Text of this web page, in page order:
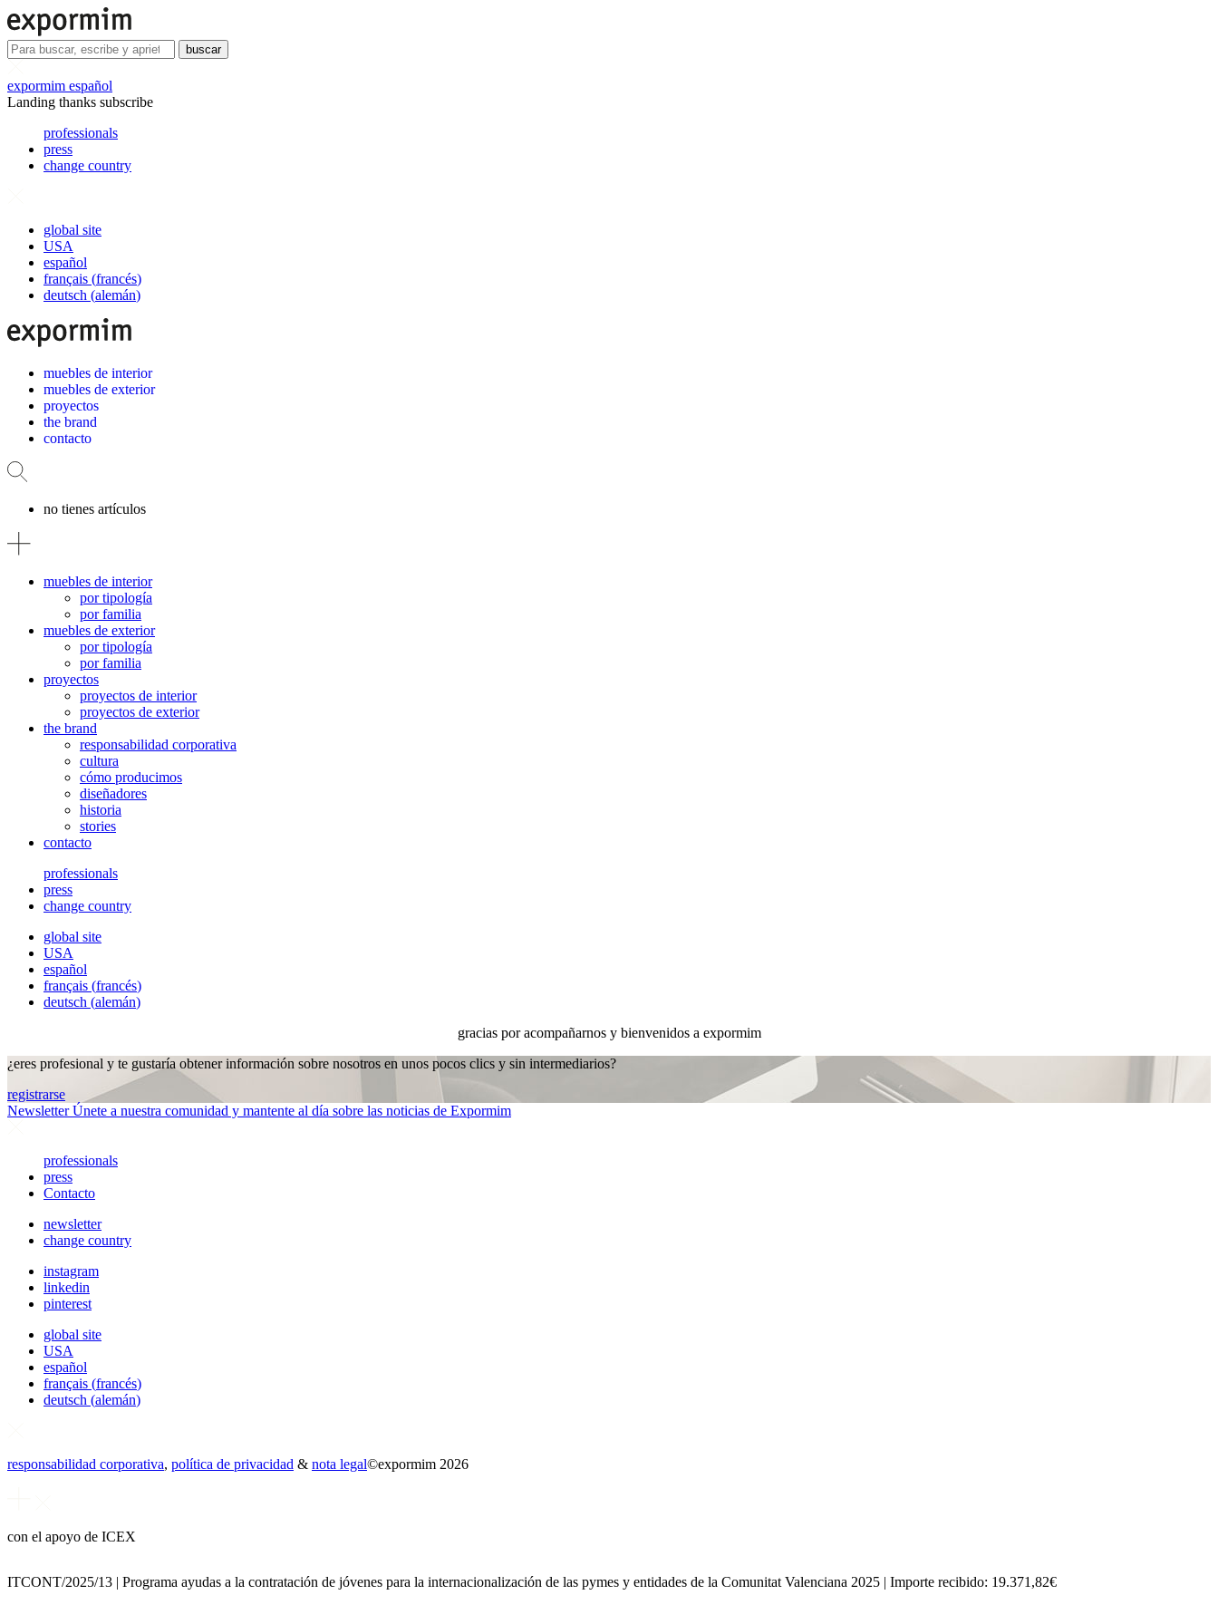
buscar
expormim español
Landing thanks subscribe
professionals
press
change country
global site
USA
español
français (francés)
deutsch (alemán)
muebles de interior
muebles de exterior
proyectos
the brand
contacto
no tienes artículos
muebles de interior
por tipología
por familia
muebles de exterior
por tipología
por familia
proyectos
proyectos de interior
proyectos de exterior
the brand
responsabilidad corporativa
cultura
cómo producimos
diseñadores
historia
stories
contacto
professionals
press
change country
global site
USA
español
français (francés)
deutsch (alemán)
gracias por acompañarnos y bienvenidos a expormim
¿eres profesional y te gustaría obtener información sobre nosotros en unos pocos clics y sin intermediarios?
registrarse
Newsletter Únete a nuestra comunidad y mantente al día sobre las noticias de Expormim
professionals
press
Contacto
newsletter
change country
instagram
linkedin
pinterest
global site
USA
español
français (francés)
deutsch (alemán)
responsabilidad corporativa, política de privacidad & nota legal©expormim 2026
con el apoyo de ICEX
ITCONT/2025/13 | Programa ayudas a la contratación de jóvenes para la internacionalización de las pymes y entidades de la Comunitat Valenciana 2025 | Importe recibido: 19.371,82€